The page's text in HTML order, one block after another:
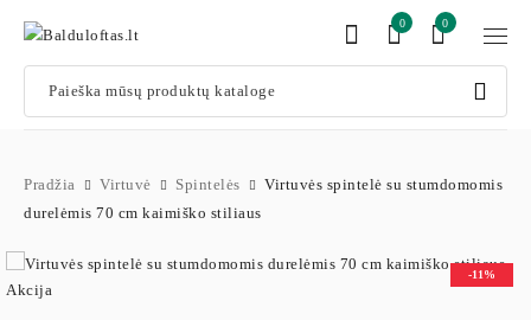
0
0
Pradžia Virtuvė Spintelės
Virtuvės spintelė su stumdomomis
durelėmis 70 cm kaimiško stiliaus
-11%